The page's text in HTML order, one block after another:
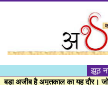
।। झूठ
बड़ा अजीब है अमृतकाल का यह दौर।